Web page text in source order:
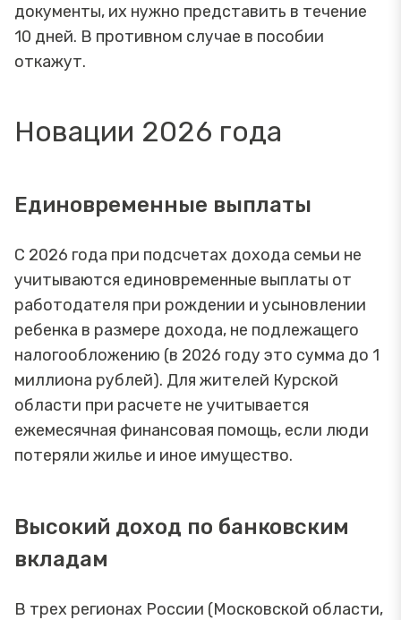
документы, их нужно представить в течение
10 дней. В противном случае в пособии
откажут.
Новации 2026 года
Единовременные выплаты
С 2026 года при подсчетах дохода семьи не
учитываются единовременные выплаты от
работодателя при рождении и усыновлении
ребенка в размере дохода, не подлежащего
налогообложению (в 2026 году это сумма до 1
миллиона рублей). Для жителей Курской
области при расчете не учитывается
ежемесячная финансовая помощь, если люди
потеряли жилье и иное имущество.
Высокий доход по банковским
вкладам
В трех регионах России (Московской области,